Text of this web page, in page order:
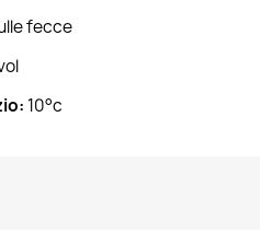
fecce
10°c